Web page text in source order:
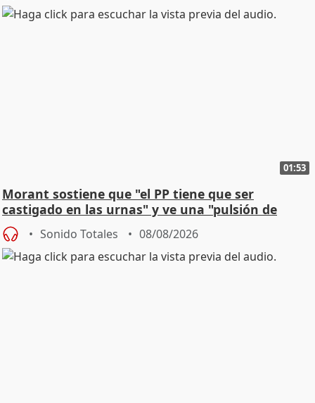
01:53
Morant sostiene que "el PP tiene que ser
castigado en las urnas" y ve una "pulsión de
cambio"
Sonido Totales 08/08/2026